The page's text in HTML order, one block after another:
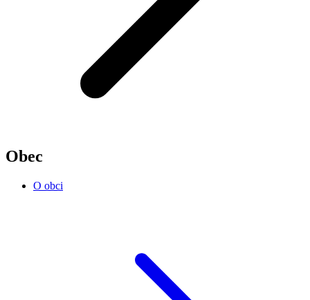
Obec
O obci